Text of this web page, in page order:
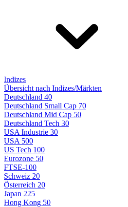
Indizes
Übersicht nach Indizes/Märkten
Deutschland 40
Deutschland Small Cap 70
Deutschland Mid Cap 50
Deutschland Tech 30
USA Industrie 30
USA 500
US Tech 100
Eurozone 50
FTSE-100
Schweiz 20
Österreich 20
Japan 225
Hong Kong 50